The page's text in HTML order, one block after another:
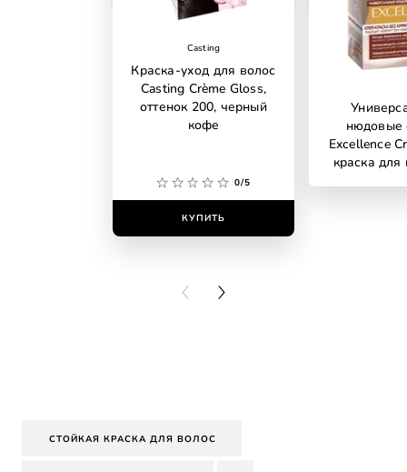
Casting
Краска-уход для волос
Casting Crème Gloss,
оттенок 200, черный
кофе
0/5
КУПИТЬ
нюдовые
Excellence
краска для
PREVIOUS CARD
NEXT CARD
СТОЙКАЯ КРАСКА ДЛЯ ВОЛОС